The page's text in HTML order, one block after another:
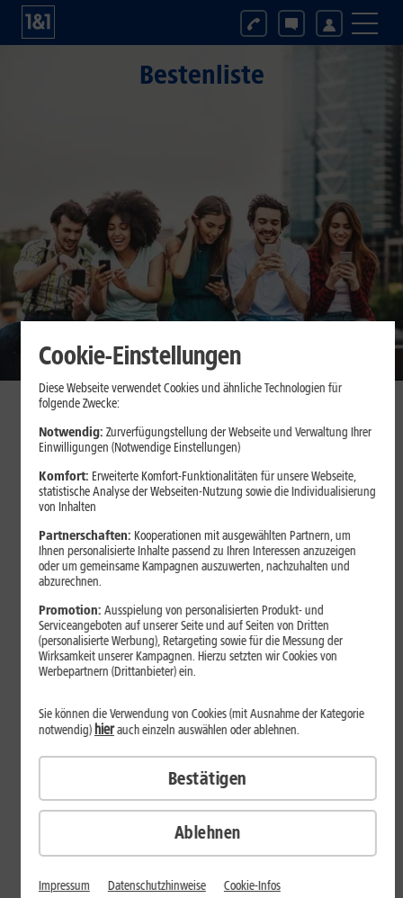
Bestenliste
Bestenliste
Smartphones mit langer
Akkulaufzeit 2026: Diese Modelle
halten im Alltag besonders lange
durch
Smartphones mit langer Akkulaufzeit sind 2026 gefragter denn
je. Der Artikel zeigt Modelle, die besonders lange durchhalten,
erklärt die wichtigsten Einflussfaktoren und vergleicht Geräte mit
großem Akku und hoher Energieeffizienz.
Mehr erfahren
Cookie-Einstellungen
Diese Webseite verwendet Cookies und ähnliche Technologien für
folgende Zwecke:
Notwendig: Zurverfügungstellung der Webseite und Verwaltung Ihrer
Einwilligungen (Notwendige Einstellungen)
Komfort: Erweiterte Komfort-Funktionalitäten für unsere Webseite,
statistische Analyse der Webseiten-Nutzung sowie die Individualisierung
von Inhalten
Partnerschaften: Kooperationen mit ausgewählten Partnern, um
Ihnen personalisierte Inhalte passend zu Ihren Interessen anzuzeigen
oder um gemeinsame Kampagnen auszuwerten, nachzuhalten und
abzurechnen.
Promotion: Ausspielung von personalisierten Produkt- und
Serviceangeboten auf unserer Seite und auf Seiten von Dritten
(personalisierte Werbung), Retargeting sowie für die Messung der
Wirksamkeit unserer Kampagnen. Hierzu setzten wir Cookies von
Werbepartnern (Drittanbieter) ein.
Ablehnen
Sie können die Verwendung von Cookies (mit Ausnahme der Kategorie
notwendig) hierauch einzeln auswählen oder ablehnen.
Bestätigen
Impressum Datenschutzhinweise Cookie-Infos